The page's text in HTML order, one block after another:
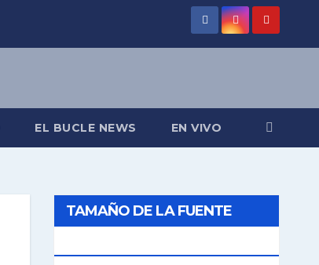
EL BUCLE NEWS EN VIVO
TAMAÑO DE LA FUENTE